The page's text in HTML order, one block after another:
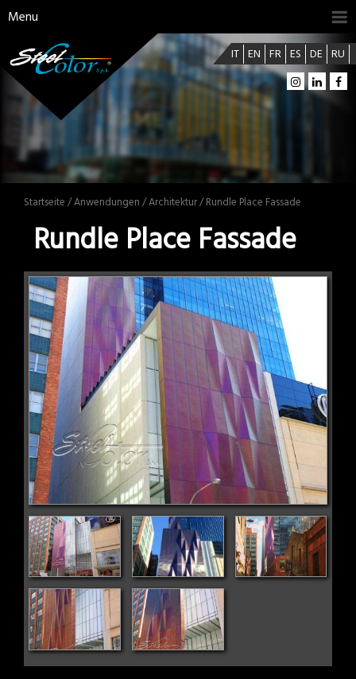
Menu
IT EN FR ES DE RU
Startseite /Anwendungen /Architektur/ Rundle Place Fassade
Rundle Place Fassade